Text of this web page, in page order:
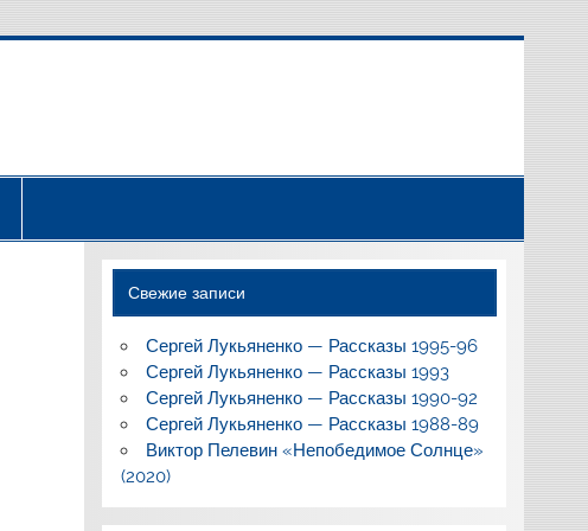
Свежие записи
Сергей Лукьяненко — Рассказы 1995-96
Сергей Лукьяненко — Рассказы 1993
Сергей Лукьяненко — Рассказы 1990-92
Сергей Лукьяненко — Рассказы 1988-89
Виктор Пелевин «Непобедимое Солнце»
(2020)